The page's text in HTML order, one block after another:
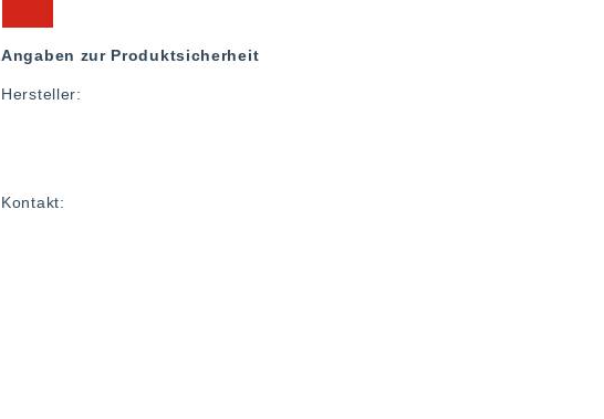
Angaben zur Produktsicherheit
Hersteller:
Kontakt: